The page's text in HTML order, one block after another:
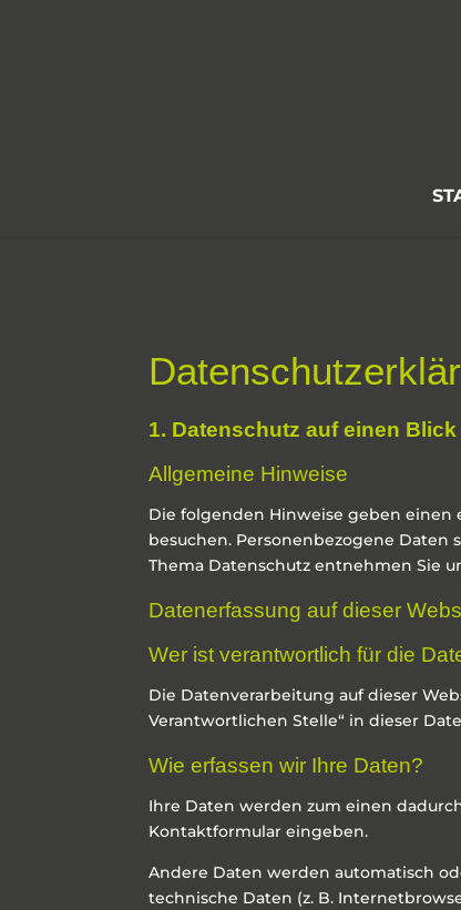
1. Datenschutz auf einen Blick
Allgemeine Hinweise
Die folgenden Hinweise geben einen
besuchen. Personenbezogene
Thema Datenschutz entnehmen Sie
Datenerfassung auf dieser
Wer ist verantwortlich für die
Die Datenverarbeitung auf dieser
Verantwortlichen Stelle“ in dieser
Wie erfassen wir Ihre Daten?
Ihre Daten werden zum einen
Kontaktformular eingeben.
Andere Daten werden automatisch
technische Daten (z. B.